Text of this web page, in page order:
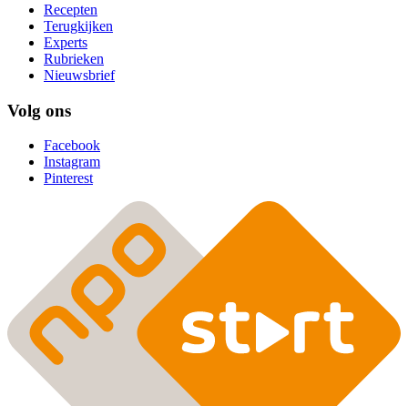
Recepten
Terugkijken
Experts
Rubrieken
Nieuwsbrief
Volg ons
Facebook
Instagram
Pinterest